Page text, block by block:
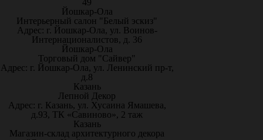
49
Йошкар-Ола
Интерьерный салон "Белый эскиз"
Адрес: г. Йошкар-Ола, ул. Воинов-
Интернационалистов, д. 36
Йошкар-Ола
Торговый дом "Сайвер"
Адрес: г. Йошкар-Ола, ул. Ленинский пр-т,
д.8
Казань
Лепной Декор
Адрес: г. Казань, ул. Хусаина Ямашева,
д.93, ТК «Савиново», 2 таж
Казань
Магазин-склад архитектурного декора